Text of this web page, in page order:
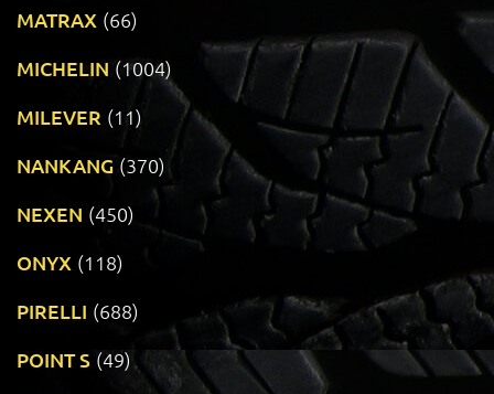
MATRAX (66)
MICHELIN (1004)
MILEVER (11)
NANKANG (370)
NEXEN (450)
ONYX (118)
PIRELLI (688)
POINT S (49)